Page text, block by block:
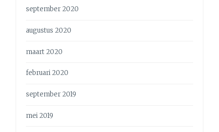
september 2020
augustus 2020
maart 2020
februari 2020
september 2019
mei 2019